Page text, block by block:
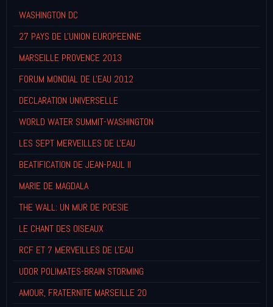
WASHINGTON DC
27 PAYS DE L'UNION EUROPEENNE
MARSEILLE PROVENCE 2013
FORUM MONDIAL DE L'EAU 2012
DECLARATION UNIVERSELLE
WORLD WATER SUMMIT-WASHINGTON
LES SEPT MERVEILLES DE L'EAU
BEATIFICATION DE JEAN-PAUL II
MARIE DE MAGDALA
THE WALL: UN MUR DE POESIE
LE CHANT DES OISEAUX
RCF ET 7 MERVEILLES DE L'EAU
UDOR POLIMATES-BRAIN STORMING
AMOUR, FRATERNITE MARSEILLE 20